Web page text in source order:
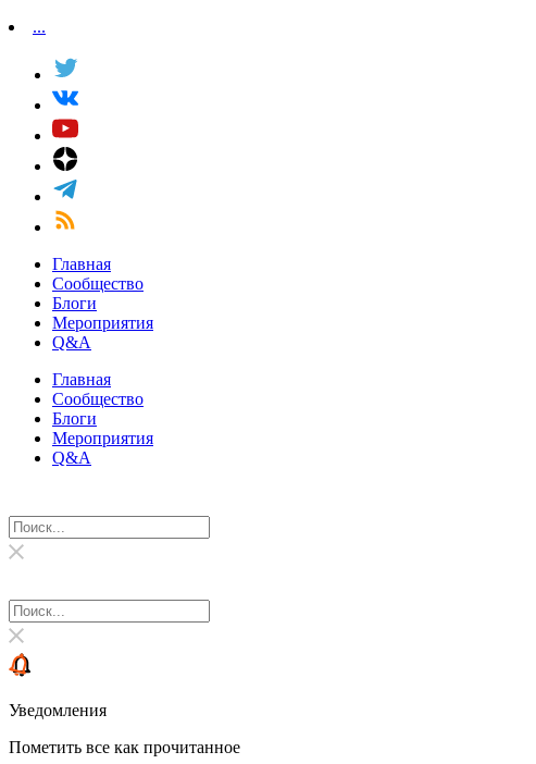
...
Главная
Сообщество
Блоги
Мероприятия
Q&A
Главная
Сообщество
Блоги
Мероприятия
Q&A
Уведомления
Пометить все как прочитанное